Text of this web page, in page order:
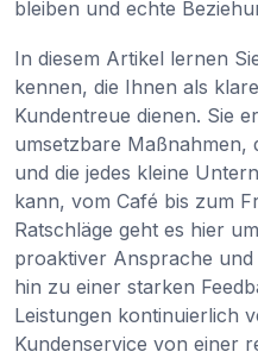
bleiben und echte
In diesem Artikel lernen
kennen, die Ihnen als
Kundentreue dienen. Sie
umsetzbare Maßnahmen,
und die jedes kleine
kann, vom Café bis zum
Ratschläge geht es hier
proaktiver Ansprache
hin zu einer starken
Leistungen kontinuierlich
Kundenservice von einer